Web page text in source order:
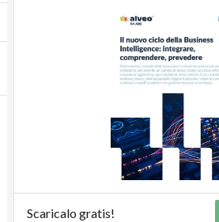
Scaricalo gratis!